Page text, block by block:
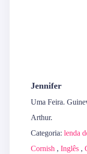
Jennifer
Uma Feira.
Arthur.
Categoria: lenda
Cornish , Inglês ,